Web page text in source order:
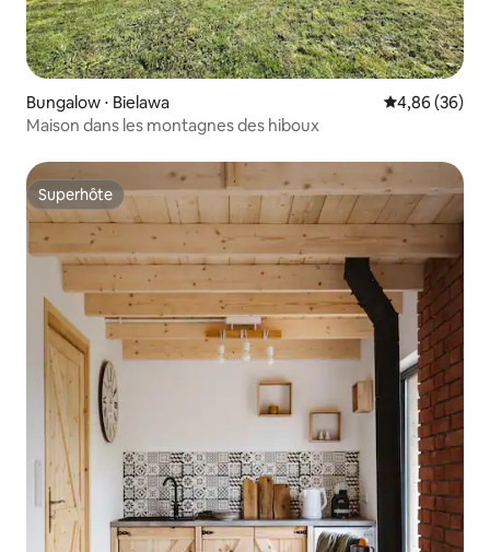
Bungalow ⋅ Bielawa Évaluation
4,86 (36)
Maison dans les montagnes des hiboux
Superhôte
Superhôte